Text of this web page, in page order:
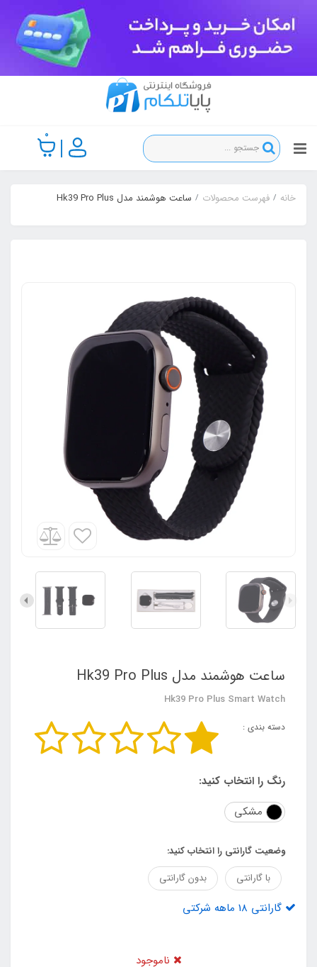
0
خانه فهرست محصولات ساعت هوشمند مدل Hk39 Pro Plus
ساعت هوشمند مدل Hk39 Pro Plus
Hk39 Pro Plus Smart Watch
دسته بندی :
رنگ را انتخاب کنید:
مشکی
وضعیت گارانتی را انتخاب کنید:
با گارانتی
بدون گارانتی
گارانتی 18 ماهه شرکتی
ناموجود